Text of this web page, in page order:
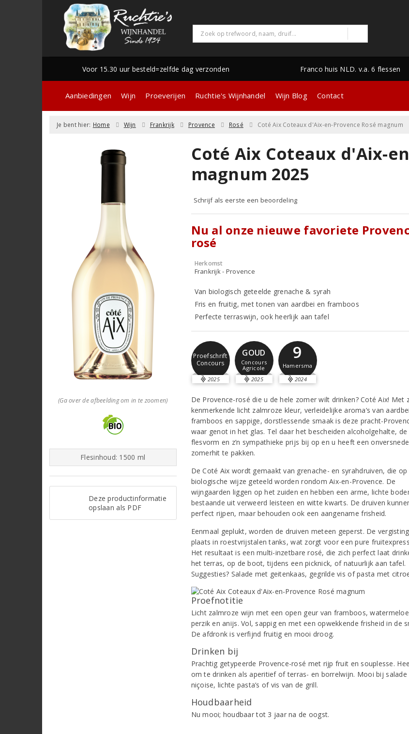
Voor 15.30 uur besteld=zelfde dag verzonden Franco huis NLD. v.a. 6 flessen
Aanbiedingen Wijn Proeverijen Ruchtie's Wijnhandel Wijn Blog Contact
Je bent hier: Home Wijn Frankrijk Provence Rosé Coté Aix Coteaux d'Aix-en-Provence Rosé magnum
(Ga over de afbeelding om in te zoomen)
Flesinhoud: 1500 ml
Deze productinformatie
opslaan als PDF
Coté Aix Coteaux d'Aix-
magnum 2025
Schrijf als eerste een beoordeling
Nu al onze nieuwe favoriete
rosé
Herkomst
Frankrijk - Provence
Van biologisch geteelde grenache & syrah
Fris en fruitig, met tonen van aardbei en framboos
Perfecte terraswijn, ook heerlijk aan tafel
Proefschrift
Concours
2025
GOUD
Concours
Agricole
2025
9
Hamersma
2024
De Provence-rosé die u de hele zomer wilt drinken? Coté Aix! Met
kenmerkende licht zalmroze kleur, verleidelijke aroma’s van
framboos en sappige, dorstlessende smaak is deze pracht-
waar genot in het glas. Tel daar het bescheiden alcoholgehalte, de
flesvorm en z’n sympathieke prijs bij op en u heeft een
zomerhit te pakken.
De Coté Aix wordt gemaakt van grenache- en syrahdruiven, die op
biologische wijze geteeld worden rondom Aix-en-Provence. De
wijngaarden liggen op het zuiden en hebben een arme, lichte
bestaande uit verweerd leisteen en witte kwarts. De druiven
perfect rijpen, maar behouden ook een aangename frisheid.
Eenmaal geplukt, worden de druiven meteen geperst. De
plaats in roestvrijstalen tanks, wat zorgt voor een pure
Het resultaat is een multi-inzetbare rosé, die zich perfect laat
het terras, op de boot, tijdens een picknick, of natuurlijk aan tafel.
Suggesties? Salade met geitenkaas, gegrilde vis of pasta met
Proefnotitie
Licht zalmroze wijn met een open geur van framboos,
perzik en anijs. Vol, sappig en met een opwekkende frisheid in de
De afdronk is verfijnd fruitig en mooi droog.
Drinken bij
Prachtig getypeerde Provence-rosé met rijp fruit en souplesse.
om te drinken als aperitief of terras- en borrelwijn. Mooi bij salade
niçoise, lichte pasta’s of vis van de grill.
Houdbaarheid
Nu mooi; houdbaar tot 3 jaar na de oogst.